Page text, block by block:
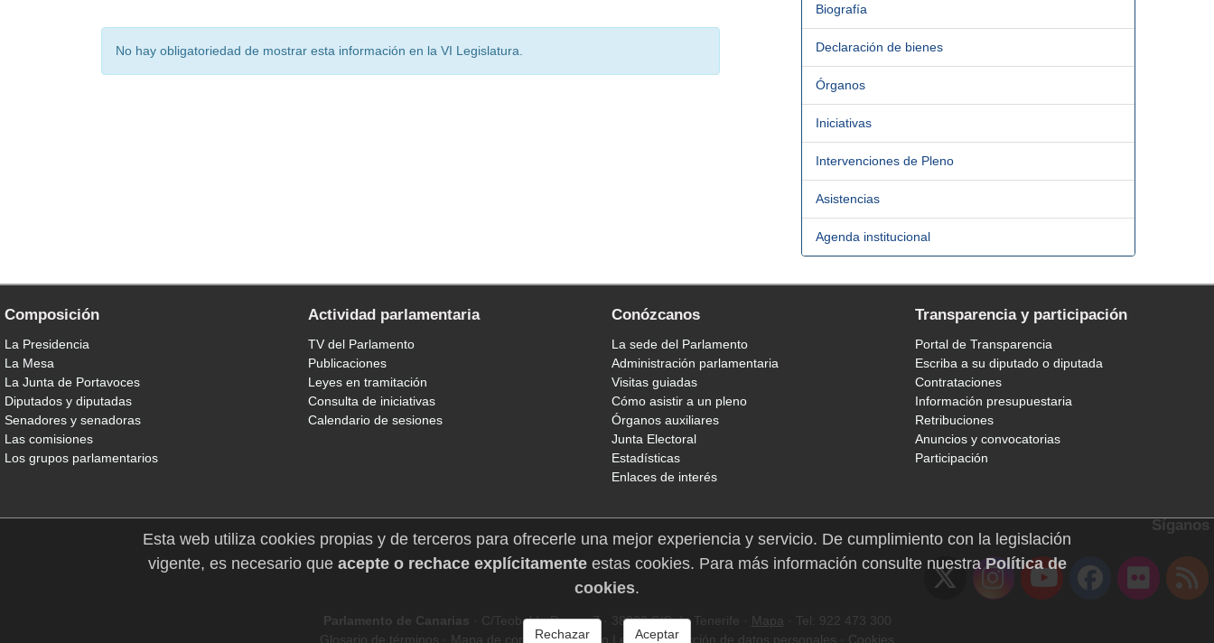
No hay obligatoriedad de mostrar esta información en la VI Legislatura.
Biografía
Declaración de bienes
Órganos
Iniciativas
Intervenciones de Pleno
Asistencias
Agenda institucional
Composición
La Presidencia
La Mesa
La Junta de Portavoces
Diputados y diputadas
Senadores y senadoras
Las comisiones
Los grupos parlamentarios
Actividad parlamentaria
TV del Parlamento
Publicaciones
Leyes en tramitación
Consulta de iniciativas
Calendario de sesiones
Conózcanos
La sede del Parlamento
Administración parlamentaria
Visitas guiadas
Cómo asistir a un pleno
Órganos auxiliares
Junta Electoral
Estadísticas
Enlaces de interés
Transparencia y participación
Portal de Transparencia
Escriba a su diputado o diputada
Contrataciones
Información presupuestaria
Retribuciones
Anuncios y convocatorias
Participación
Síganos
Parlamento de Canarias · C/Teobaldo Power, 7 · 38002 S/C de Tenerife · Mapa · Tel: 922 473 300
Glosario de términos · Mapa de contenidos·Aviso Legal·Protección de datos personales · Cookies
Esta web utiliza cookies propias y de terceros para ofrecerle una mejor experiencia y servicio. De cumplimiento con la legislación
vigente, es necesario que acepte o rechace explícitamenteestas cookies. Para más información consulte nuestraPolítica de
cookies.
Rechazar Aceptar